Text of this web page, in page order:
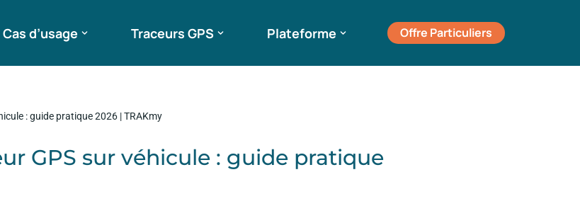
Cas d’usage Traceurs GPS Plateforme Offre Particuliers
: guide pratique 2026 | TRAKmy
GPS sur véhicule : guide pratique